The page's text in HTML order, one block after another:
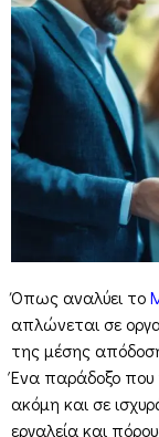
Όπως αναλύει το
απλώνεται σε
της μέσης
Ένα παράδοξο που
ακόμη και σε
εργαλεία και